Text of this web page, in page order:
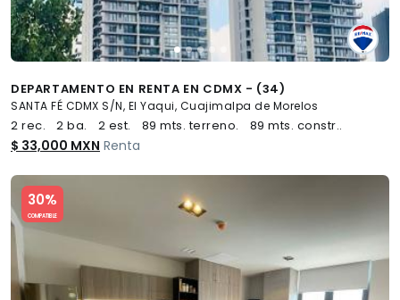
DEPARTAMENTO EN RENTA EN CDMX - (34)
SANTA FÉ CDMX S/N, El Yaqui, Cuajimalpa de Morelos
2 rec. 2 ba. 2 est. 89 mts. terreno. 89 mts. constr..
$ 33,000 MXN Renta
30%
COMPATIBLE
Slide 1 of 5